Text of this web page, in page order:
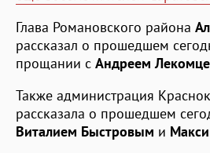
Глава Романовского района
рассказал о прошедшем
прощании с Андреем
Также администрация
рассказала о прошедшем
Виталием Быстровым и